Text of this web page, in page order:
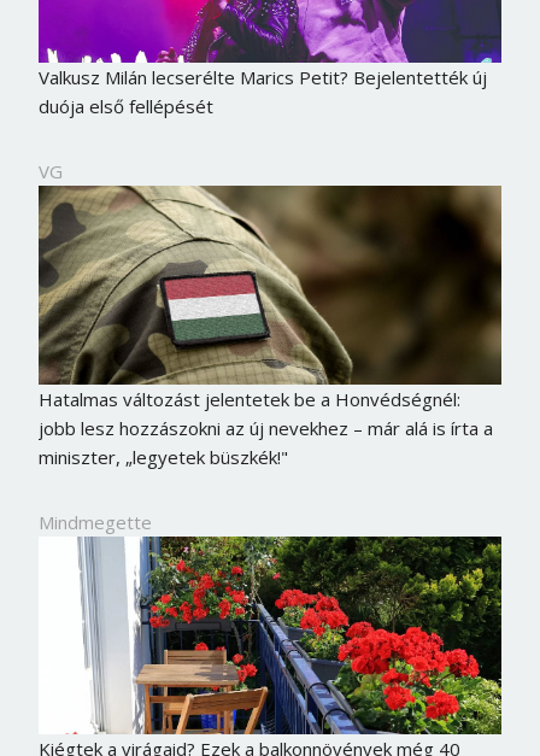
Valkusz Milán lecserélte Marics Petit? Bejelentették új
duója első fellépését
VG
Hatalmas változást jelentetek be a Honvédségnél:
jobb lesz hozzászokni az új nevekhez – már alá is írta a
miniszter, „legyetek büszkék!"
Mindmegette
Kiégtek a virágaid? Ezek a balkonnövények még 40